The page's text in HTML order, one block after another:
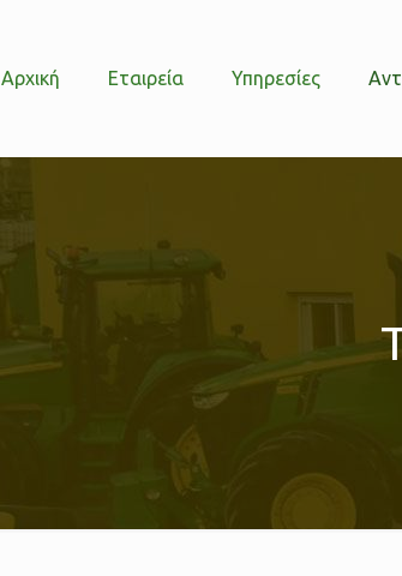
Αρχική Εταιρεία Υπηρεσίες